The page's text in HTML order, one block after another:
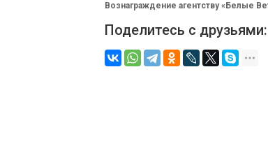
Вознаграждение агентству «Белые
Поделитесь с друзьями: